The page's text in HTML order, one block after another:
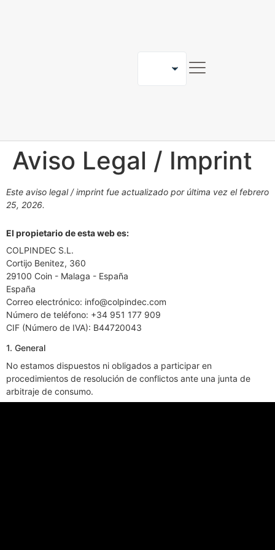
Aviso Legal / Imprint
Este aviso legal / imprint fue actualizado por última vez el febrero
25, 2026.
El propietario de esta web es:
COLPINDEC S.L.
Cortijo Benitez, 360
29100 Coin - Malaga - España
España
Correo electrónico: info@colpindec.com
Número de teléfono: +34 951 177 909
CIF (Número de IVA): B44720043
1. General
No estamos dispuestos ni obligados a participar en
procedimientos de resolución de conflictos ante una junta de
arbitraje de consumo.